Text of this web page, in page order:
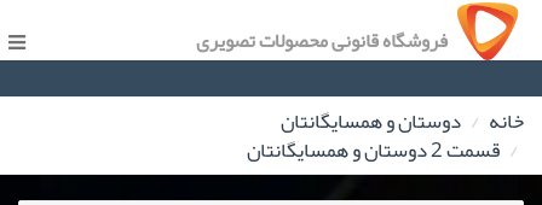
فروشگاه قانونی محصولات تصویری
خانه دوستان و همسایگانتان
قسمت 2 دوستان و همسایگانتان